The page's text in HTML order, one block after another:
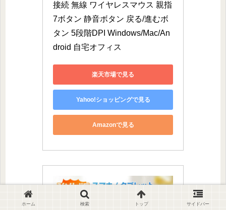
接続 無線 ワイヤレスマウス 親指
7ボタン 静音ボタン 戻る/進むボ
タン 5段階DPI Windows/Mac/An
droid 自宅オフィス
楽天市場で見る
Yahoo!ショッピングで見る
Amazonで見る
ホーム 検索 トップ サイドバー